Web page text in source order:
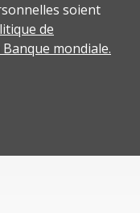
soient
de
mondiale.